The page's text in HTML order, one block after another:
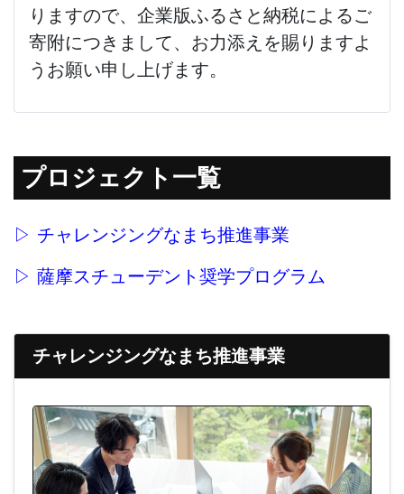
りますので、企業版ふるさと納税によるご
寄附につきまして、お力添えを賜りますよ
うお願い申し上げます。
プロジェクト一覧
▷ チャレンジングなまち推進事業
▷ 薩摩スチューデント奨学プログラム
チャレンジングなまち推進事業